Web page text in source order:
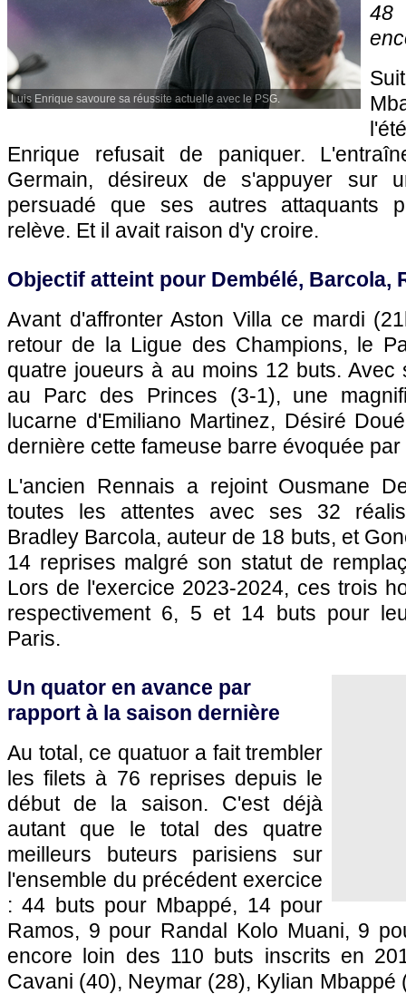
Luis Enrique savoure sa réussite actuelle avec le PSG.
Enrique refusait de paniquer.
Germain, désireux de s'appuyer sur
persuadé que ses autres attaquants
relève. Et il avait raison d'y croire.
Objectif atteint pour Dembélé, Barcola,
Avant d'affronter Aston Villa ce mardi
retour de la Ligue des Champions, le
quatre joueurs à au moins 12 buts. Avec
au Parc des Princes (3-1), une
lucarne d'Emiliano Martinez, Désiré
dernière cette fameuse barre évoquée
L'ancien Rennais a rejoint Ousmane
toutes les attentes avec ses 32
Bradley Barcola, auteur de 18 buts, et
14 reprises malgré son statut de
Lors de l'exercice 2023-2024, ces trois
respectivement 6, 5 et 14 buts pour
Paris.
Un quator en avance par
rapport à la saison dernière
Au total, ce quatuor a fait trembler
les filets à 76 reprises depuis le
début de la saison. C'est déjà
autant que le total des quatre
meilleurs buteurs parisiens sur
l'ensemble du précédent exercice
: 44 buts pour Mbappé, 14 pour
Ramos, 9 pour Randal Kolo Muani, 9
encore loin des 110 buts inscrits en
Cavani (40), Neymar (28), Kylian Mbappé